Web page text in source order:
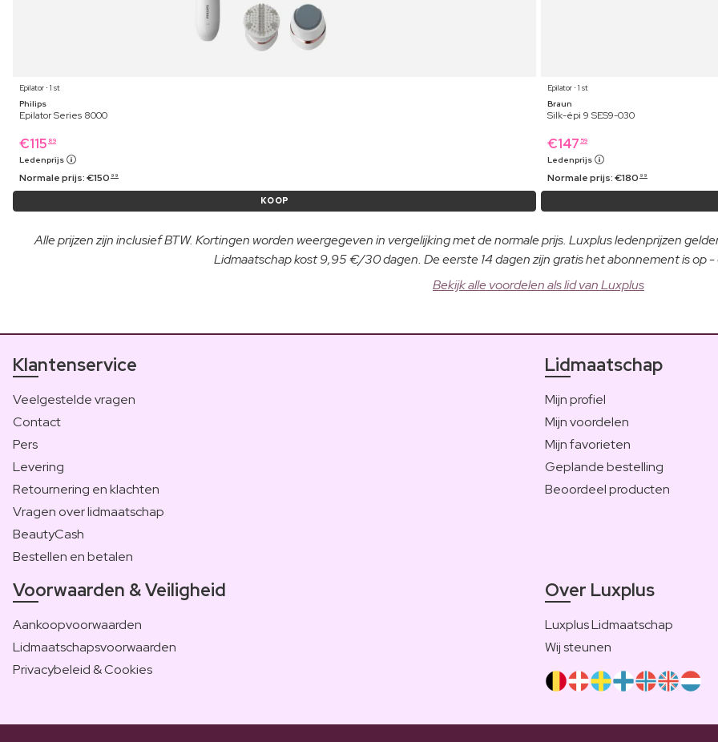
Epilator ⋅ 1 st
Philips
Epilator Series 8000
€115 89
Ledenprijs
Normale prijs:€150 99
KOOP
Epilator ⋅ 1 st
Braun
Silk-épi 9 SES9-030
€147 59
Ledenprijs
Normale prijs:€180 99
Alle prijzen zijn inclusief BTW. Kortingen worden weergegeven in vergelijking met de normale prijs. Luxplus ledenprijzen
Lidmaatschap kost 9,95 €/30 dagen. De eerste 14 dagen zijn gratis het abonnement is op
Bekijk alle voordelen als lid van Luxplus
Klantenservice
Veelgestelde vragen
Contact
Pers
Levering
Retournering en klachten
Vragen over lidmaatschap
BeautyCash
Bestellen en betalen
Lidmaatschap
Mijn profiel
Mijn voordelen
Mijn favorieten
Geplande bestelling
Beoordeel producten
Voorwaarden & Veiligheid
Aankoopvoorwaarden
Lidmaatschapsvoorwaarden
Privacybeleid & Cookies
Over Luxplus
Luxplus Lidmaatschap
Wij steunen